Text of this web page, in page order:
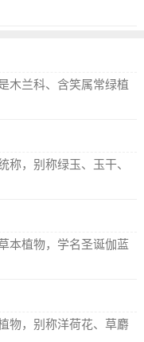
木兰科、含笑属常绿植
称，别称绿玉、玉干、
本植物，学名圣诞伽蓝
物，别称洋荷花、草麝